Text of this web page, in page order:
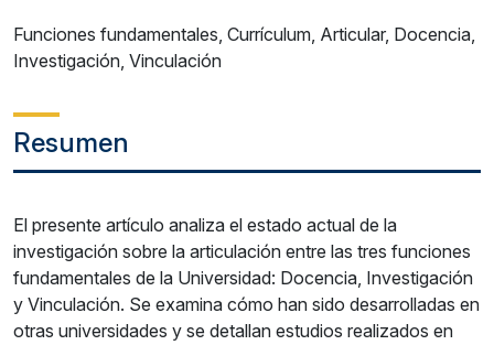
Funciones fundamentales, Currículum, Articular, Docencia,
Investigación, Vinculación
Resumen
El presente artículo analiza el estado actual de la
investigación sobre la articulación entre las tres funciones
fundamentales de la Universidad: Docencia, Investigación
y Vinculación. Se examina cómo han sido desarrolladas en
otras universidades y se detallan estudios realizados en